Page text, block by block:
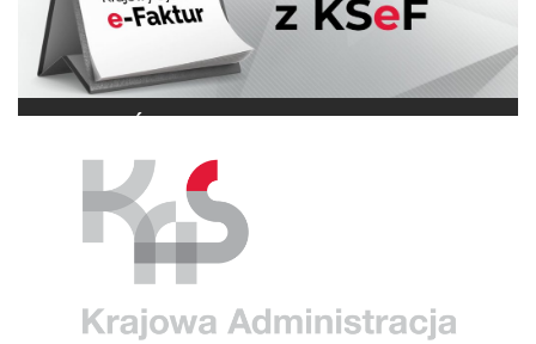
Ruszają „Środy z KSeF”
24 września 2025 r. resort finansów rozpocznie cykl szkoleń
dla przedsiębiorców pn. „Środy z KSeF”. Celem szkoleń jest
przygotowanie podatników do obligatoryjnego wystawiania
faktur w Krajowym Systemie e-Faktur (KSeF). Szkolenia będą
trwać do połowy grudnia 2025 r. w izbach administracji…